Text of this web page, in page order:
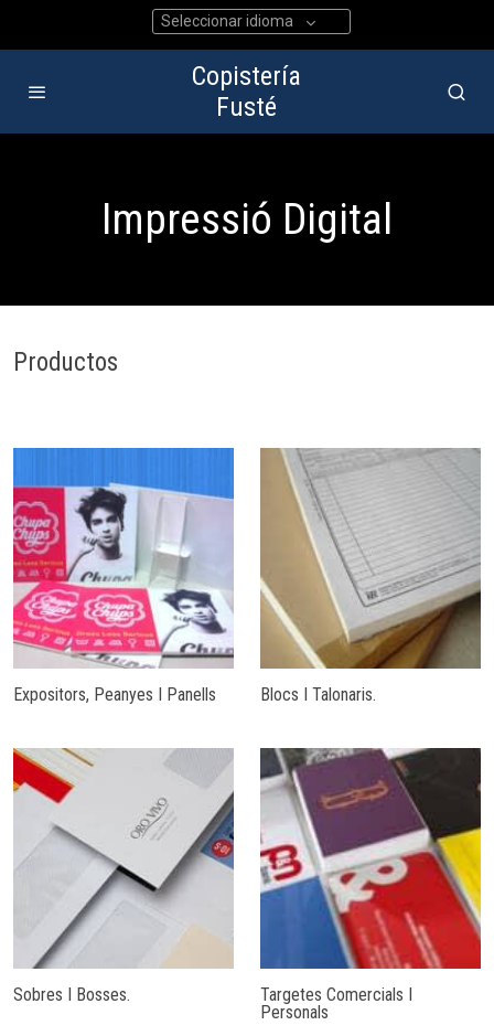
Seleccionar idioma
Copistería
Fusté
Impressió Digital
Productos
Expositors, Peanyes I Panells Blocs I Talonaris.
Sobres I Bosses.
Targetes Comercials I
Personals